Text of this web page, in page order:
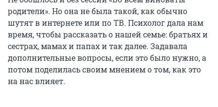
родители». Но она не была такой, как обычно
шутят в интернете или по ТВ. Психолог дала нам
время, чтобы рассказать о нашей семье: братьях и
сестрах, мамах и папах и так далее. Задавала
дополнительные вопросы, если это было нужно, а
потом поделилась своим мнением о том, как это
на нас влияет.